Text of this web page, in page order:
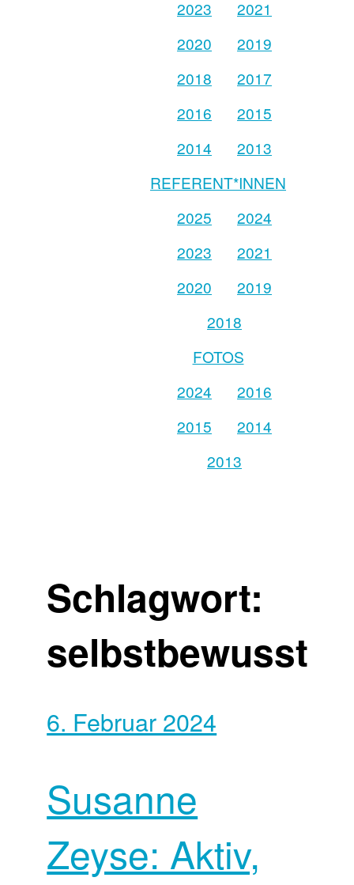
2023
2021
2020
2019
2018
2017
2016
2015
2014
2013
REFERENT*INNEN
2025
2024
2023
2021
2020
2019
2018
FOTOS
2024
2016
2015
2014
2013
Schlagwort:
selbstbewusst
6. Februar 2024
Susanne
Zeyse: Aktiv,